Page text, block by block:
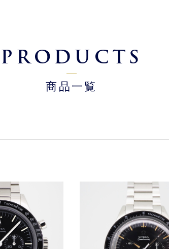
PRODUCTS
商品一覧